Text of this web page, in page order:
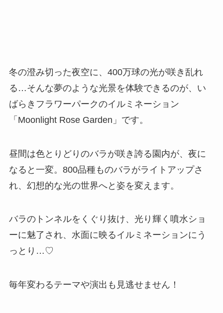
冬の澄み切った夜空に、400万球の光が咲き乱れ
る…そんな夢のような光景を体験できるのが、い
ばらきフラワーパークのイルミネーション
「Moonlight Rose Garden」です。
昼間は色とりどりのバラが咲き誇る園内が、夜に
なると一変。800品種ものバラがライトアップさ
れ、幻想的な光の世界へと姿を変えます。
バラのトンネルをくぐり抜け、光り輝く噴水ショ
ーに魅了され、水面に映るイルミネーションにう
っとり…♡
毎年変わるテーマや演出も見逃せません！